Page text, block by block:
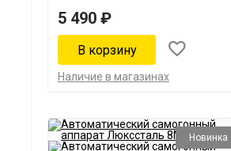
5 490 ₽
Наличие в магазинах
Новинка